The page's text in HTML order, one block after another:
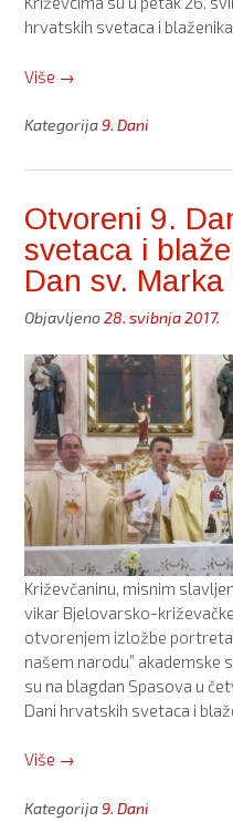
hrvatskih svetaca i
Više “9.
hrvatskih
i
(2.
dan
Dan
hrvatskih
blaženika)”
→
Kategorija 9. Dani
Otvoreni 9.
svetaca i
Dan sv.
Objavljeno28. svibnja 2017.
Križevčaninu, misnim
vikar Bjelovarsko-
otvorenjem izložbe portreta
našem narodu” akademske
su na blagdan Spasova u
Dani hrvatskih svetaca i
Više “Otvoreni
Dani
→
Kategorija 9. Dani